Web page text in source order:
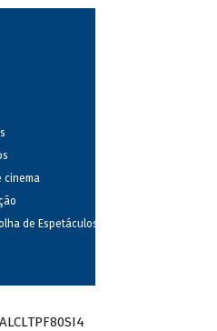
cinema
de Espetáculos